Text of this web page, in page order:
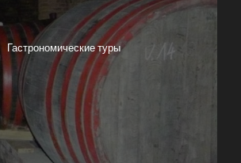
Гастрономические туры